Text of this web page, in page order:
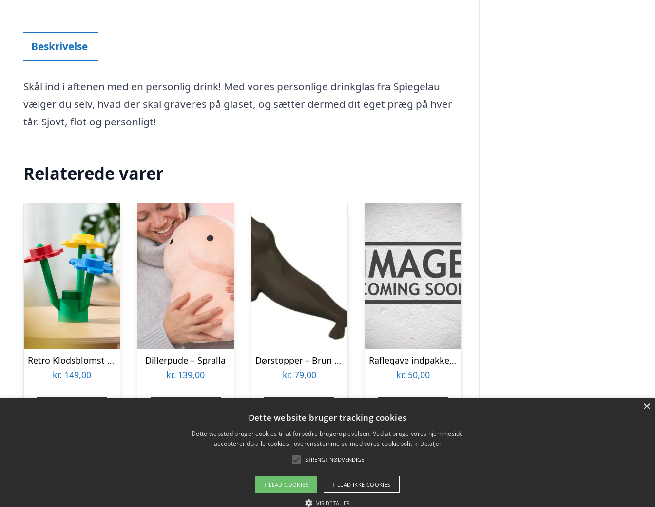
Beskrivelse
Skål ind i aftenen med en personlig drink! Med vores personlige drinkglas fra Spiegelau
vælger du selv, hvad der skal graveres på glaset, og sætter dermed dit eget præg på hver
tår. Sjovt, flot og personligt!
Relaterede varer
Retro Klodsblomst – Mellem
kr. 149,00
Dillerpude – Spralla
kr. 139,00
Dørstopper – Brun sæl
kr. 79,00
Gå til shop
Raflegave indpakket – Kr. 50,-
kr. 50,00
Gå til shop ×
Dette website bruger tracking cookies
Dette websted bruger cookies til at forbedre brugeroplevelsen. Ved at bruge vores hjemmeside
accepterer du alle cookies i overensstemmelse med vores cookiepolitik. Detaljer
STRENGT NØDVENDIGE
TILLAD COOKIES TILLAD IKKE COOKIES
VIS DETALJER